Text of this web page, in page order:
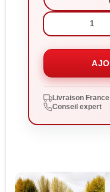
Quantité:
Livraison
Conseil expert